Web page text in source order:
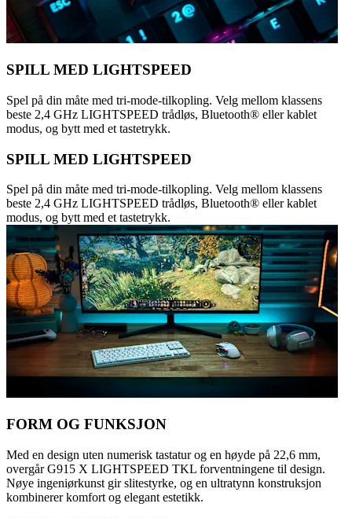
SPILL MED LIGHTSPEED
Spel på din måte med tri-mode-tilkopling. Velg mellom klassens
beste 2,4 GHz LIGHTSPEED trådløs, Bluetooth® eller kablet
modus, og bytt med et tastetrykk.
SPILL MED LIGHTSPEED
Spel på din måte med tri-mode-tilkopling. Velg mellom klassens
beste 2,4 GHz LIGHTSPEED trådløs, Bluetooth® eller kablet
modus, og bytt med et tastetrykk.
FORM OG FUNKSJON
Med en design uten numerisk tastatur og en høyde på 22,6 mm,
overgår G915 X LIGHTSPEED TKL forventningene til design.
Nøye ingeniørkunst gir slitestyrke, og en ultratynn konstruksjon
kombinerer komfort og elegant estetikk.